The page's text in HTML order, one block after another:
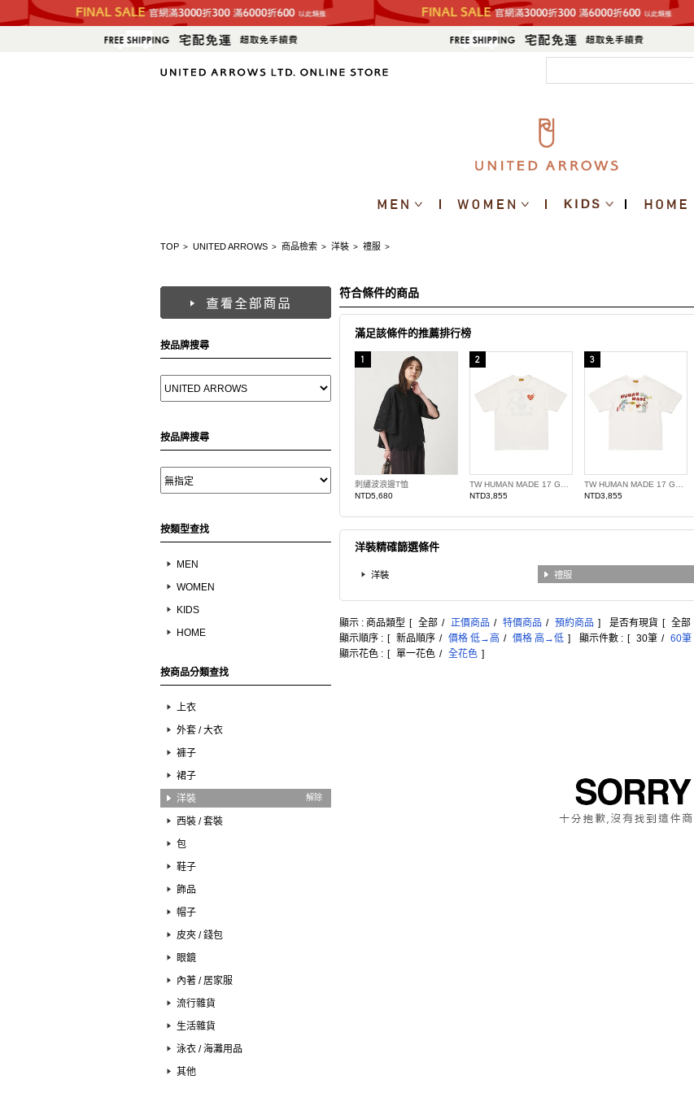
TOP > UNITED ARROWS > 商品檢索 > 洋裝 > 禮服 >
按品牌搜尋
按品牌搜尋
按類型查找
MEN
WOMEN
KIDS
HOME
按商品分類查找
上衣
外套 / 大衣
褲子
裙子
洋裝
解除
西裝 / 套裝
包
鞋子
飾品
帽子
皮夾 / 錢包
眼鏡
內著 / 居家服
流行雜貨
生活雜貨
泳衣 / 海灘用品
其他
符合條件的商品
滿足該條件的推薦排行榜
刺繡波浪邊T恤
NTD5,680
NTD3,855
NTD3,855
洋裝精確篩選條件
洋裝 禮服
顯示 : 商品類型 [ 全部 / 正價商品 / 特價商品 / 預約商品 ] 是否有現貨 [ 全部
顯示順序 : [ 新品順序 / 價格 低→高 / 價格 高→低 ] 顯示件數 : [ 30筆 / 60筆
顯示花色 : [ 單一花色 / 全花色 ]